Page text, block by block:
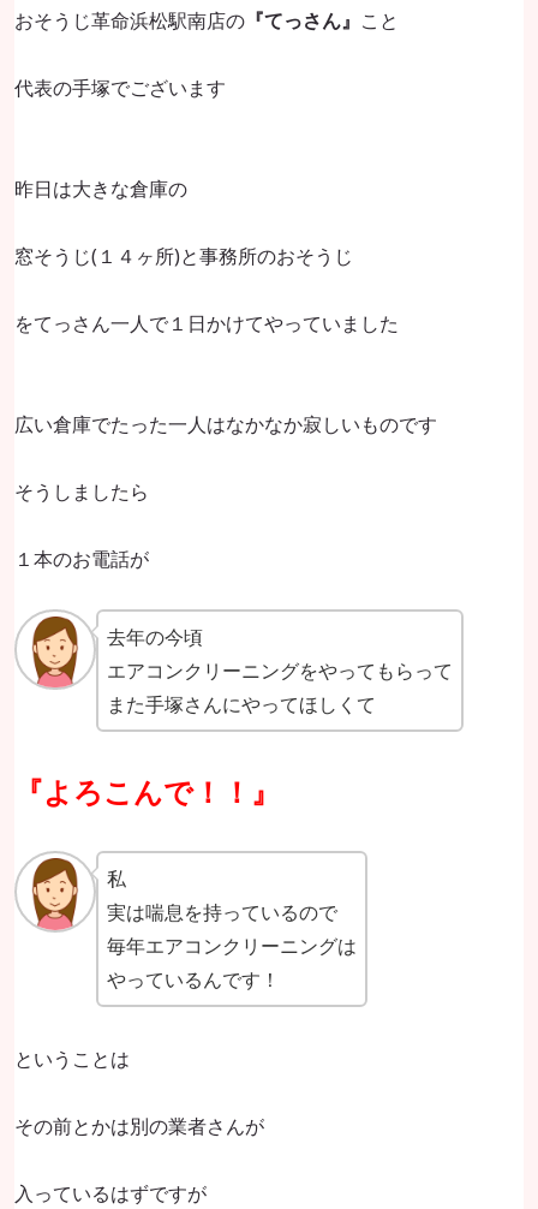
おそうじ革命浜松駅南店の 『てっさん』 こと
代表の手塚でございます
昨日は大きな倉庫の
窓そうじ(１４ヶ所)と事務所のおそうじ
をてっさん一人で１日かけてやっていました
広い倉庫でたった一人はなかなか寂しいものです
そうしましたら
１本のお電話が
去年の今頃
エアコンクリーニングをやってもらって
また手塚さんにやってほしくて
『よろこんで！！』
私
実は喘息を持っているので
毎年エアコンクリーニングは
やっているんです！
ということは
その前とかは別の業者さんが
入っているはずですが